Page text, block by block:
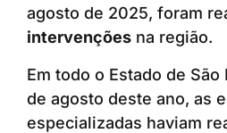
agosto de 2025, foram
intervenções na região.
Em todo o Estado de São
de agosto deste ano, as
especializadas haviam